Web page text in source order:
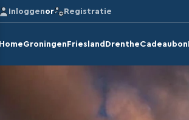
Inloggenor Registratie
HomeGroningen Friesland DrentheCadeaubon